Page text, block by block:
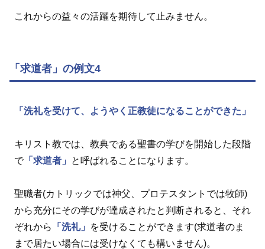
これからの益々の活躍を期待して止みません。
「求道者」の例文4
「洗礼を受けて、ようやく正教徒になることができた」
キリスト教では、教典である聖書の学びを開始した段階
で「求道者」 と呼ばれることになります。
聖職者(カトリックでは神父、プロテスタントでは牧師)
から充分にその学びが達成されたと判断されると、それ
ぞれから
「洗礼」
を受けることができます(求道者のま
まで居たい場合には受けなくても構いません)。